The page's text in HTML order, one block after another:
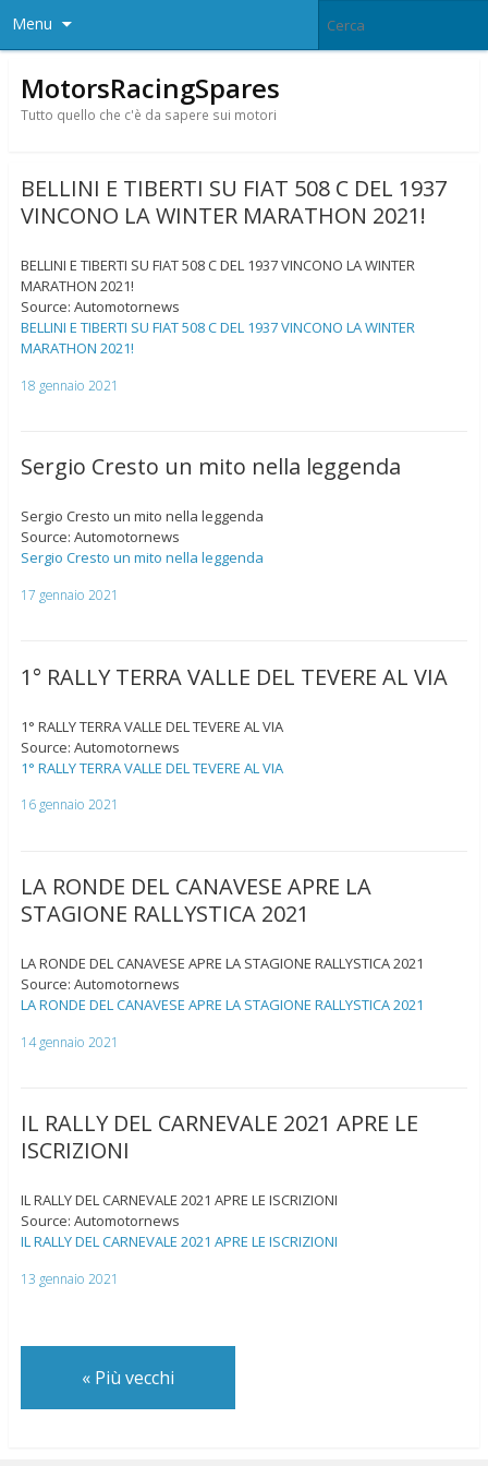
Menu
MotorsRacingSpares
Tutto quello che c'è da sapere sui motori
BELLINI E TIBERTI SU FIAT 508 C DEL 1937
VINCONO LA WINTER MARATHON 2021!
BELLINI E TIBERTI SU FIAT 508 C DEL 1937 VINCONO LA WINTER
MARATHON 2021!
Source: Automotornews
BELLINI E TIBERTI SU FIAT 508 C DEL 1937 VINCONO LA WINTER
MARATHON 2021!
18 gennaio 2021
Sergio Cresto un mito nella leggenda
Sergio Cresto un mito nella leggenda
Source: Automotornews
Sergio Cresto un mito nella leggenda
17 gennaio 2021
1° RALLY TERRA VALLE DEL TEVERE AL VIA
1° RALLY TERRA VALLE DEL TEVERE AL VIA
Source: Automotornews
1° RALLY TERRA VALLE DEL TEVERE AL VIA
16 gennaio 2021
LA RONDE DEL CANAVESE APRE LA
STAGIONE RALLYSTICA 2021
LA RONDE DEL CANAVESE APRE LA STAGIONE RALLYSTICA 2021
Source: Automotornews
LA RONDE DEL CANAVESE APRE LA STAGIONE RALLYSTICA 2021
14 gennaio 2021
IL RALLY DEL CARNEVALE 2021 APRE LE
ISCRIZIONI
IL RALLY DEL CARNEVALE 2021 APRE LE ISCRIZIONI
Source: Automotornews
IL RALLY DEL CARNEVALE 2021 APRE LE ISCRIZIONI
13 gennaio 2021
«Più vecchi